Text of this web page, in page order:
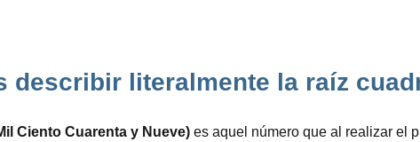
describir literalmente la raíz
Ciento Cuarenta y Nueve) es aquel número que al realizar el